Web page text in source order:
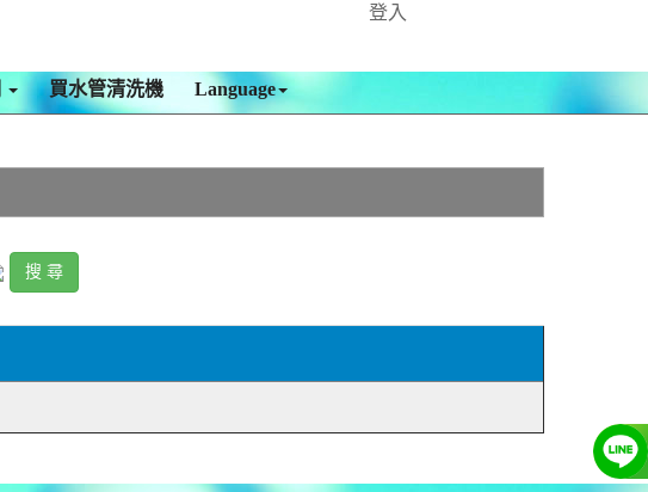
登入
買水管清洗機 Language